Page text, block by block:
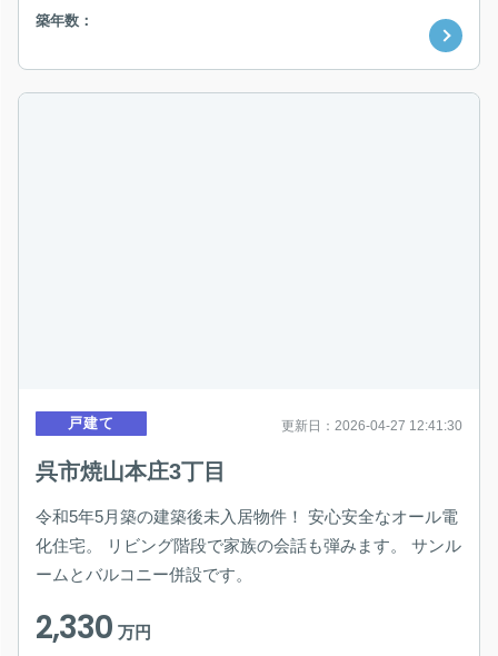
築年数：
戸建て 更新日：2026-04-27 12:41:30
呉市焼山本庄3丁目
令和5年5月築の建築後未入居物件！ 安心安全なオール電
化住宅。 リビング階段で家族の会話も弾みます。 サンル
ームとバルコニー併設です。
2,330万円